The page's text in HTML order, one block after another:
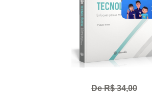
De R$ 34,00